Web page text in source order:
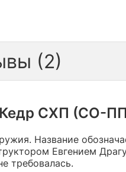
(2)
СХП (СО-
Название
Евгением
требовалась.